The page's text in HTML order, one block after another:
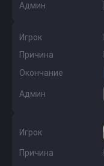
Админ
Игрок
Причина
Окончание
Админ
Игрок
Причина